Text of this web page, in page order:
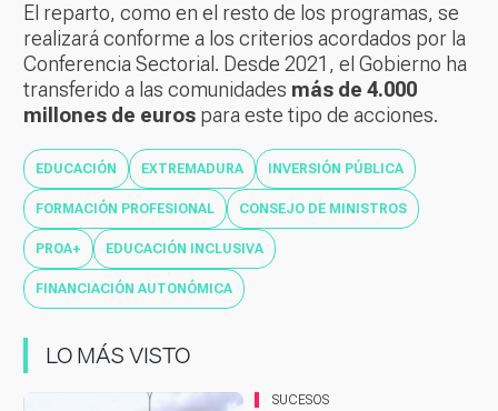
El reparto, como en el resto de los programas, se
realizará conforme a los criterios acordados por la
Conferencia Sectorial. Desde 2021, el Gobierno ha
transferido a las comunidades más de 4.000
millones de euros para este tipo de acciones.
EDUCACIÓN EXTREMADURA INVERSIÓN PÚBLICA
FORMACIÓN PROFESIONAL CONSEJO DE MINISTROS
PROA+ EDUCACIÓN INCLUSIVA
FINANCIACIÓN AUTONÓMICA
LO MÁS VISTO
SUCESOS